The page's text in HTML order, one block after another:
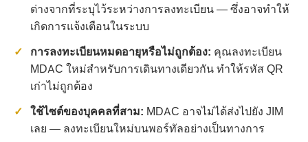
ต่างจากที่ระบุไว้ระหว่างการลงทะเบียน — ซึ่งอาจทำให้
เกิดการแจ้งเตือนในระบบ
การลงทะเบียนหมดอายุหรือไม่ถูกต้อง: คุณลงทะเบียน
MDAC ใหม่สำหรับการเดินทางเดียวกัน ทำให้รหัส QR
เก่าไม่ถูกต้อง
ใช้ไซต์ของบุคคลที่สาม: MDAC อาจไม่ได้ส่งไปยัง JIM
เลย — ลงทะเบียนใหม่บนพอร์ทัลอย่างเป็นทางการ